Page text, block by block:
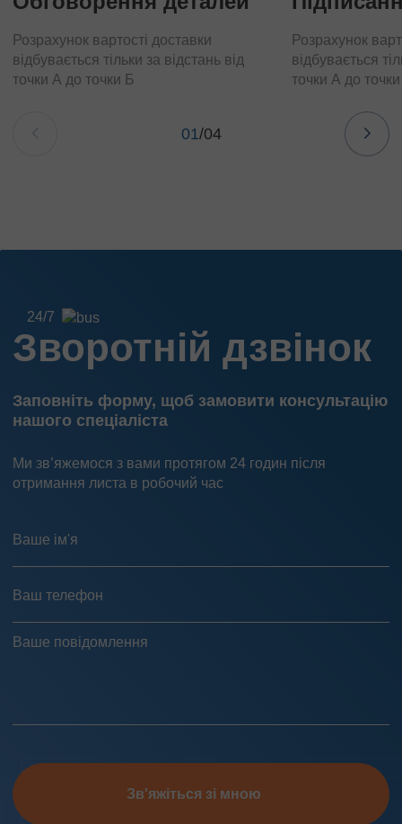
Розрахунок вартості доставки
відбувається тільки за відстань від
точки А до точки Б
Розрахунок
відбувається
точки А до
01/04
24/7
Зворотній дзвінок
Заповніть форму, щоб замовити консультацію
нашого спеціаліста
Ми зв’яжемося з вами протягом 24 годин після
отримання листа в робочий час
Зв'яжіться зі мною